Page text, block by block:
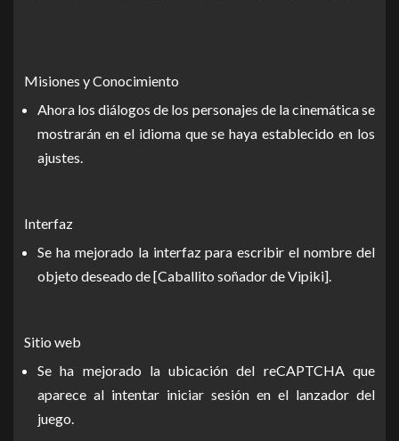
Misiones y Conocimiento
Ahora los diálogos de los personajes de la cinemática se
mostrarán en el idioma que se haya establecido en los
ajustes.
Interfaz
Se ha mejorado la interfaz para escribir el nombre del
objeto deseado de [Caballito soñador de Vipiki].
Sitio web
Se ha mejorado la ubicación del reCAPTCHA que
aparece al intentar iniciar sesión en el lanzador del
juego.